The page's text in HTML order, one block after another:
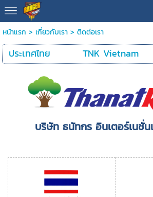
หน้าแรก > เกี่ยวกับเรา> ติดต่อเรา
ประเทศไทย TNK Vietnam
บริษัท ธนัทกร อินเตอร์เนชั่